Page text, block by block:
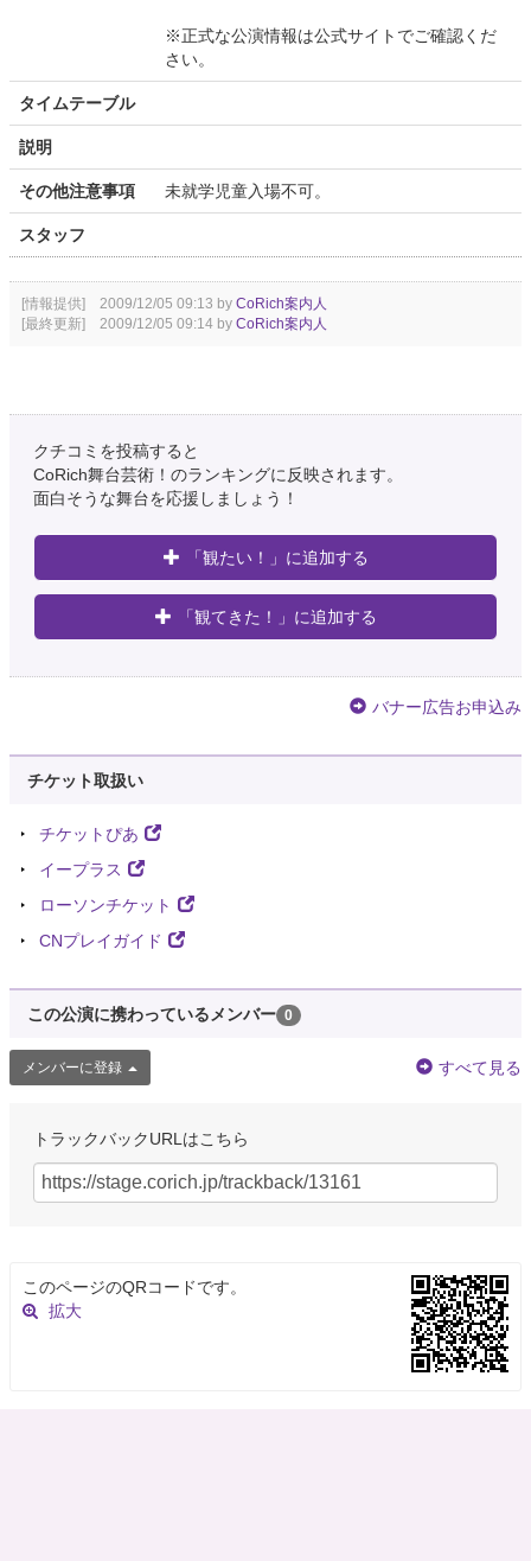
※正式な公演情報は公式サイトでご確認くだ
さい。
タイムテーブル
説明
その他注意事項 未就学児童入場不可。
スタッフ
[情報提供] 2009/12/05 09:13 by CoRich案内人
[最終更新] 2009/12/05 09:14 by CoRich案内人
クチコミを投稿すると
CoRich舞台芸術！のランキングに反映されます。
面白そうな舞台を応援しましょう！
「観たい！」に追加する
「観てきた！」に追加する
バナー広告お申込み
チケット取扱い
チケットぴあ
イープラス
ローソンチケット
CNプレイガイド
この公演に携わっているメンバー 0
メンバーに登録 すべて見る
トラックバックURLはこちら
このページのQRコードです。
拡大